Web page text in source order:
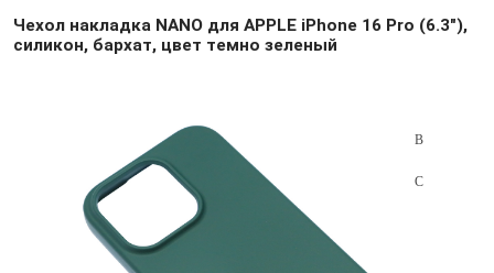
Чехол накладка NANO для APPLE iPhone 16 Pro (6.3"),
силикон, бархат, цвет темно зеленый